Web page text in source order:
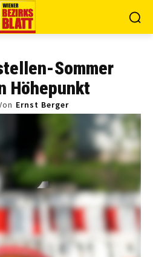
Sommer
Höhepunkt
Ernst Berger